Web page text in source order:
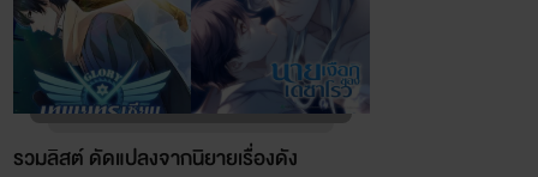
รวมลิสต์ ดัดแปลงจากนิยายเรื่องดัง